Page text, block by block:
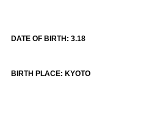
DATE OF BIRTH: 3.18
BIRTH PLACE: KYOTO